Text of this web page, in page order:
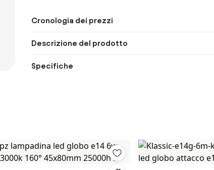
Cronologia dei prezzi
Descrizione del prodotto
Specifiche